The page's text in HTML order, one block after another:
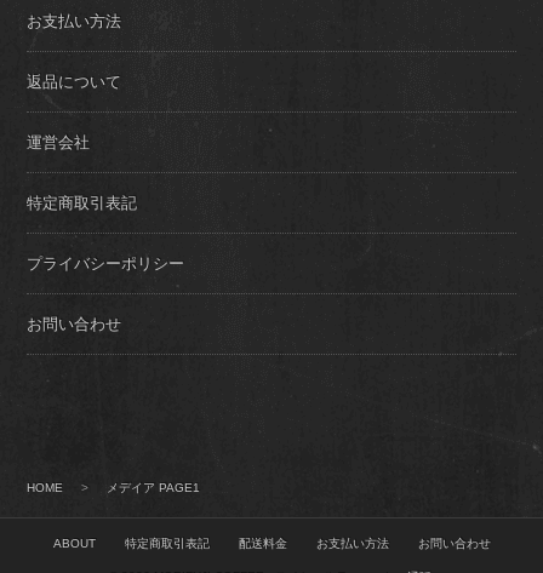
お支払い方法
返品について
運営会社
特定商取引表記
プライバシーポリシー
お問い合わせ
HOME > メデイア PAGE1
ABOUT 特定商取引表記 配送料金 お支払い方法 お問い合わせ